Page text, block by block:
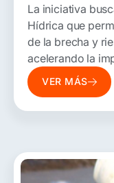
La iniciativa
Hídrica que
de la brecha y
acelerando la
estructurales,
propuestas de
VER MÁS